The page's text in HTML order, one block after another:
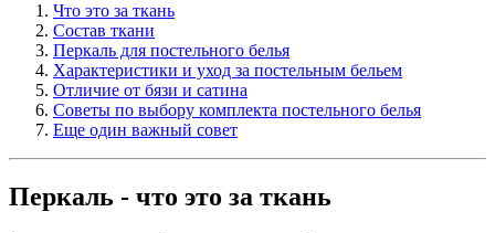
Что это за ткань
Состав ткани
Перкаль для постельного белья
Характеристики и уход за постельным бельем
Отличие от бязи и сатина
Советы по выбору комплекта постельного белья
Еще один важный совет
Перкаль - что это за ткань